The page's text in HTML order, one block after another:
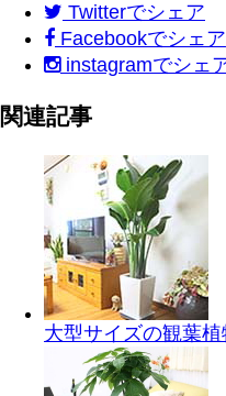
Twitterでシェア
Facebookでシェア
instagramでシェ
関連記事
大型サイズの観葉植